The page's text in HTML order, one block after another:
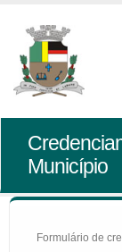
Município
Formulário de